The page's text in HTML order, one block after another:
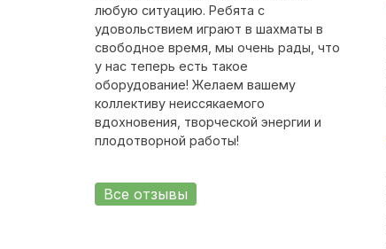
любую ситуацию. Ребята с
удовольствием играют в шахматы в
свободное время, мы очень рады, что
у нас теперь есть такое
оборудование! Желаем вашему
коллективу неиссякаемого
вдохновения, творческой энергии и
плодотворной работы!
Все отзывы